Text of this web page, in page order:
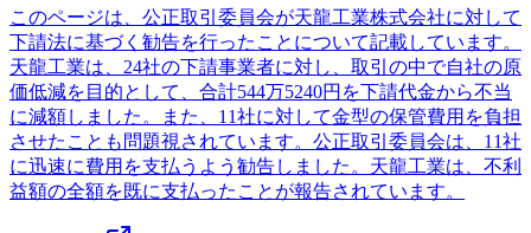
このページは、公正取引委員会が天龍工業株式会社に対して
下請法に基づく勧告を行ったことについて記載しています。
天龍工業は、24社の下請事業者に対し、取引の中で自社の原
価低減を目的として、合計544万5240円を下請代金から不当
に減額しました。また、11社に対して金型の保管費用を負担
させたことも問題視されています。公正取引委員会は、11社
に迅速に費用を支払うよう勧告しました。天龍工業は、不利
益額の全額を既に支払ったことが報告されています。